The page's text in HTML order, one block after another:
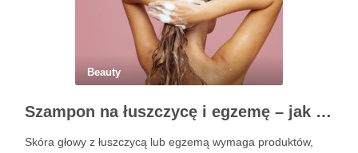
Beauty
Szampon na łuszczycę i egzemę – jak świadomie dobierać produkty przy wrażliwej skórze głowy?
Skóra głowy z łuszczycą lub egzemą wymaga produktów,